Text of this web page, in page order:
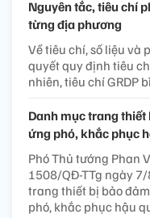
Nguyên tắc, tiêu chí
từng địa phương
Về tiêu chí, số liệu và
quyết quy định tiêu
nhiên, tiêu chí GRDP
Danh mục trang
ứng phó, khắc phục
Phó Thủ tướng Phan
1508/QĐ-TTg ngày
trang thiết bị bảo
phó, khắc phục hậu